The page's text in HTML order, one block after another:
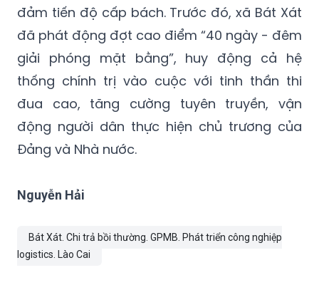
đảm tiến độ cấp bách. Trước đó, xã Bát Xát
đã phát động đợt cao điểm “40 ngày - đêm
giải phóng mặt bằng”, huy động cả hệ
thống chính trị vào cuộc với tinh thần thi
đua cao, tăng cường tuyên truyền, vận
động người dân thực hiện chủ trương của
Đảng và Nhà nước.
Nguyễn Hải
Bát Xát. Chi trả bồi thường. GPMB. Phát triển công nghiệp
logistics. Lào Cai